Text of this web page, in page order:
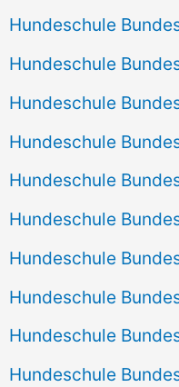
Hundeschule
Hundeschule
Hundeschule
Hundeschule
Hundeschule
Hundeschule
Hundeschule
Hundeschule
Hundeschule
Hundeschule